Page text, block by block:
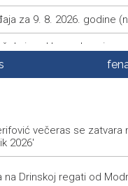
za 9. 8. 2026. godine
od Irana da
Hormuški moreuz
zahtjeve Teherana
s Omanom o
Šerifović večeras se
Travnik 2026'
večeras se zatvara
2026'
na Drinskoj regati od